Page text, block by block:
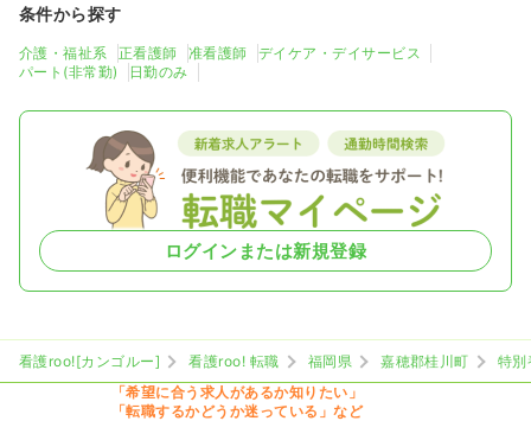
条件から探す
介護・福祉系 正看護師 准看護師
デイケア・デイサービス
パート(非常勤)
日勤のみ
ログインまたは新規登録
看護roo![カンゴルー] 看護roo! 転職 福岡県 嘉穂郡桂川町
特別
「希望に合う求人があるか知りたい」
「転職するかどうか迷っている」など